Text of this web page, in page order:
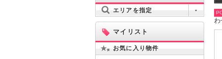
エリアを指定
マイリスト
お気に入り物件